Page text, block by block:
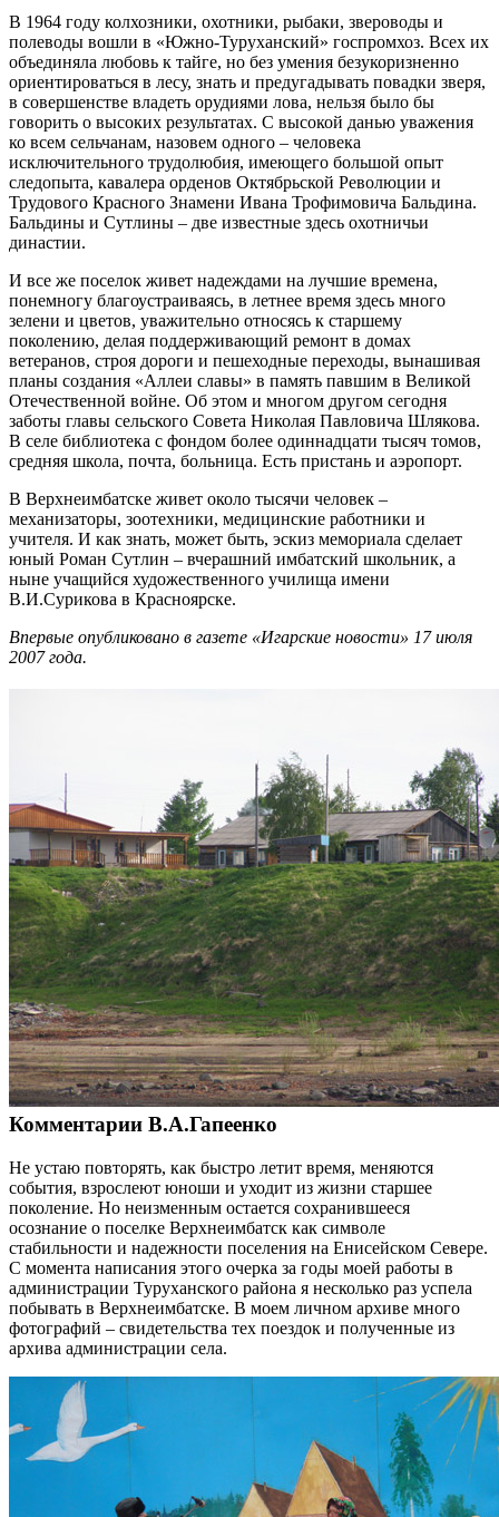
В 1964 году колхозники, охотники, рыбаки, звероводы и
полеводы вошли в «Южно-Туруханский» госпромхоз. Всех их
объединяла любовь к тайге, но без умения безукоризненно
ориентироваться в лесу, знать и предугадывать повадки зверя,
в совершенстве владеть орудиями лова, нельзя было бы
говорить о высоких результатах. С высокой данью уважения
ко всем сельчанам, назовем одного – человека
исключительного трудолюбия, имеющего большой опыт
следопыта, кавалера орденов Октябрьской Революции и
Трудового Красного Знамени Ивана Трофимовича Бальдина.
Бальдины и Сутлины – две известные здесь охотничьи
династии.
И все же поселок живет надеждами на лучшие времена,
понемногу благоустраиваясь, в летнее время здесь много
зелени и цветов, уважительно относясь к старшему
поколению, делая поддерживающий ремонт в домах
ветеранов, строя дороги и пешеходные переходы, вынашивая
планы создания «Аллеи славы» в память павшим в Великой
Отечественной войне. Об этом и многом другом сегодня
заботы главы сельского Совета Николая Павловича Шлякова.
В селе библиотека с фондом более одиннадцати тысяч томов,
средняя школа, почта, больница. Есть пристань и аэропорт.
В Верхнеимбатске живет около тысячи человек –
механизаторы, зоотехники, медицинские работники и
учителя. И как знать, может быть, эскиз мемориала сделает
юный Роман Сутлин – вчерашний имбатский школьник, а
ныне учащийся художественного училища имени
В.И.Сурикова в Красноярске.
Впервые опубликовано в газете «Игарские новости» 17 июля
2007 года.
Комментарии В.А.Гапеенко
Не устаю повторять, как быстро летит время, меняются
события, взрослеют юноши и уходит из жизни старшее
поколение. Но неизменным остается сохранившееся
осознание о поселке Верхнеимбатск как символе
стабильности и надежности поселения на Енисейском Севере.
С момента написания этого очерка за годы моей работы в
администрации Туруханского района я несколько раз успела
побывать в Верхнеимбатске. В моем личном архиве много
фотографий – свидетельства тех поездок и полученные из
архива администрации села.